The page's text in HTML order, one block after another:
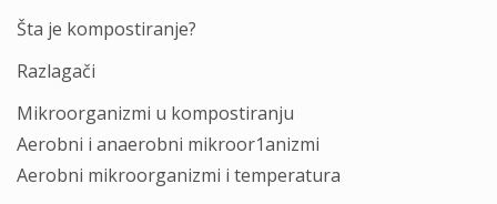
Šta je kompostiranje?
Razlagači
Mikroorganizmi u kompostiranju
Aerobni i anaerobni mikroor1anizmi
Aerobni mikroorganizmi i temperatura